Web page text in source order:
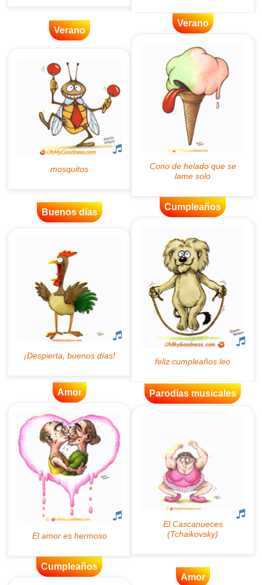
Verano
Verano
Buenos días
Cumpleaños
Amor Parodias musicales
Cumpleaños
Amor